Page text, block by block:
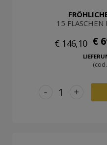
15
€ 146,10 €
+
-